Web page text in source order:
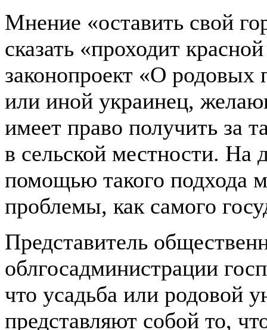
Мнение «оставить свой
сказать «проходит
законопроект «О родовых
или иной украинец,
имеет право получить за
в сельской местности. На
помощью такого подхода
проблемы, как самого
Представитель
облгосадминистрации
что усадьба или родовой
представляют собой то,